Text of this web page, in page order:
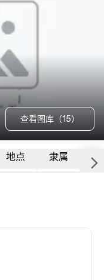
查看图库（15）
地点 隶属 更